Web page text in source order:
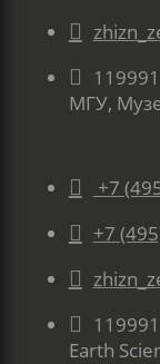


МГУ,
 +7
 +7


Earth